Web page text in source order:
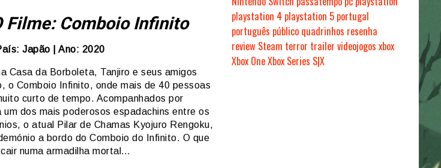
Filme: Comboio Infinito
Japão | Ano: 2020
Casa da Borboleta, Tanjiro e seus amigos
o Comboio Infinito, onde mais de 40 pessoas
curto de tempo. Acompanhados por
dos mais poderosos espadachins entre os
o atual Pilar de Chamas Kyojuro Rengoku,
a bordo do Comboio do Infinito. O que
numa armadilha mortal…
playstation 4 playstation 5 portugal
português público quadrinhos resenha
review Steam terror trailer videojogos xbox
Xbox OneXbox Series S|X